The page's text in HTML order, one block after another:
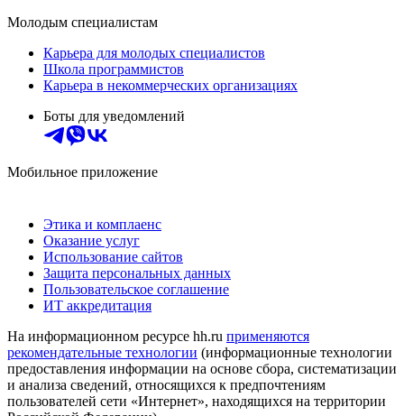
Молодым специалистам
Карьера для молодых специалистов
Школа программистов
Карьера в некоммерческих организациях
Боты для уведомлений
Мобильное приложение
Этика и комплаенс
Оказание услуг
Использование сайтов
Защита персональных данных
Пользовательское соглашение
ИТ аккредитация
На информационном ресурсе hh.ru применяются
рекомендательные технологии (информационные технологии
предоставления информации на основе сбора, систематизации
и анализа сведений, относящихся к предпочтениям
пользователей сети «Интернет», находящихся на территории